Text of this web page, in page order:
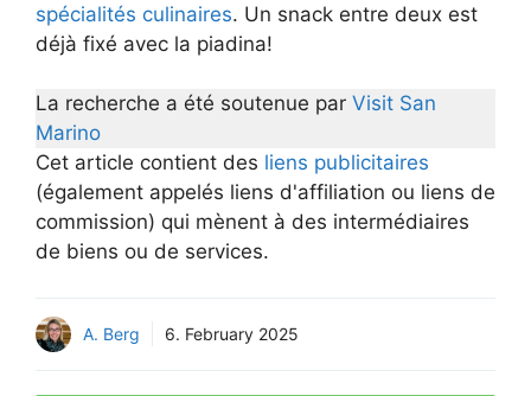
spécialités culinaires. Un snack entre deux est
déjà fixé avec la piadina!
La recherche a été soutenue par Visit San
Marino
Cet article contient des liens publicitaires
(également appelés liens d'affiliation ou liens de
commission) qui mènent à des intermédiaires
de biens ou de services.
A. Berg 6. February 2025